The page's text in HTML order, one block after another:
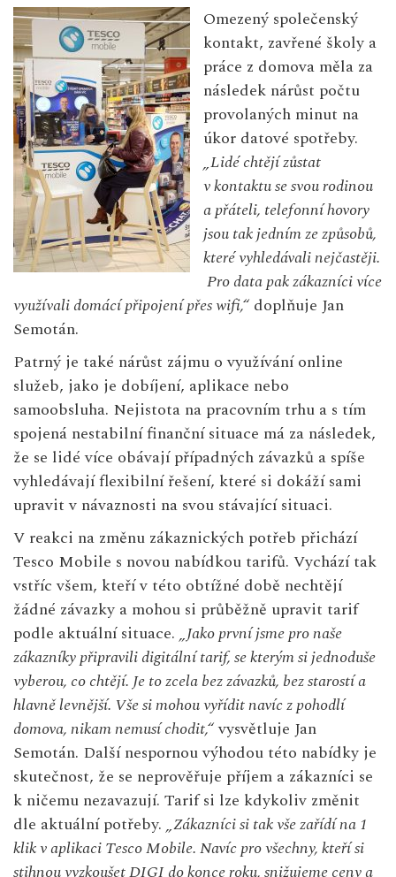
Omezený společenský
kontakt, zavřené školy a
práce z domova měla za
následek nárůst počtu
provolaných minut na
úkor datové spotřeby.
„Lidé chtějí zůstat
vkontaktu se svou rodinou
a přáteli, telefonní hovory
jsou tak jedním ze způsobů,
které vyhledávali nejčastěji.
Pro data pak zákazníci více
využívali domácí připojení přes wifi,“ doplňuje Jan
Semotán.
Patrný je také nárůst zájmu o využívání online
služeb, jako je dobíjení, aplikace nebo
samoobsluha. Nejistota na pracovním trhu a s tím
spojená nestabilní finanční situace má za následek,
že se lidé více obávají případných závazků a spíše
vyhledávají flexibilní řešení, které si dokáží sami
upravit v návaznosti na svou stávající situaci.
V reakci na změnu zákaznických potřeb přichází
Tesco Mobile s novou nabídkou tarifů. Vychází tak
vstříc všem, kteří v této obtížné době nechtějí
žádné závazky a mohou si průběžně upravit tarif
podle aktuální situace.„Jako první jsme pro naše
zákazníky připravili digitální tarif, se kterým si jednoduše
vyberou, co chtějí. Je to zcela bez závazků, bez starostí a
hlavně levnější. Vše si mohou vyřídit navíc z pohodlí
domova, nikam nemusí chodit,“vysvětluje Jan
Semotán. Další nespornou výhodou této nabídky je
skutečnost, že se neprověřuje příjem a zákazníci se
k ničemu nezavazují. Tarif si lze kdykoliv změnit
dle aktuální potřeby.„Zákazníci si tak vše zařídí na 1
klik v aplikaci Tesco Mobile. Navíc pro všechny, kteří si